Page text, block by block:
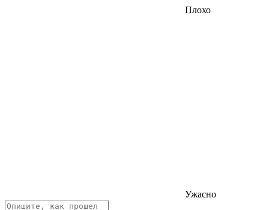
Плохо
Ужасно